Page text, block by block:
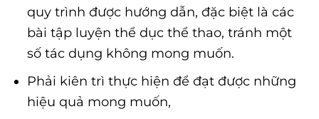
quy trình được hướng dẫn, đặc biệt là các
bài tập luyện thể dục thể thao, tránh một
số tác dụng không mong muốn.
Phải kiên trì thực hiện để đạt được những
hiệu quả mong muốn,